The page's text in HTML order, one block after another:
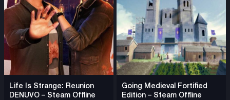
Life Is Strange: Reunion
DENUVO – Steam Offline
Going Medieval Fortified
Edition – Steam Offline